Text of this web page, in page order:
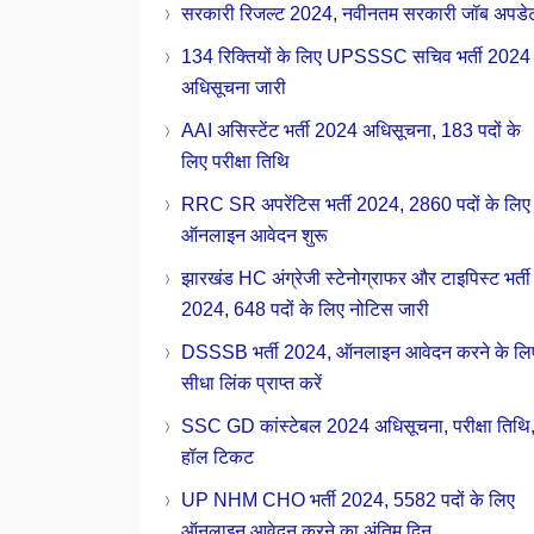
सरकारी रिजल्ट 2024, नवीनतम सरकारी जॉब
134 रिक्तियों के लिए UPSSSC सचिव भर्ती 2024
अधिसूचना जारी
AAI असिस्टेंट भर्ती 2024 अधिसूचना, 183 पदों के
लिए परीक्षा तिथि
RRC SR अपरेंटिस भर्ती 2024, 2860 पदों के लिए
ऑनलाइन आवेदन शुरू
झारखंड HC अंग्रेजी स्टेनोग्राफर और टाइपिस्ट भर्ती
2024, 648 पदों के लिए नोटिस जारी
DSSSB भर्ती 2024, ऑनलाइन आवेदन करने के
सीधा लिंक प्राप्त करें
SSC GD कांस्टेबल 2024 अधिसूचना, परीक्षा तिथि,
हॉल टिकट
UP NHM CHO भर्ती 2024, 5582 पदों के लिए